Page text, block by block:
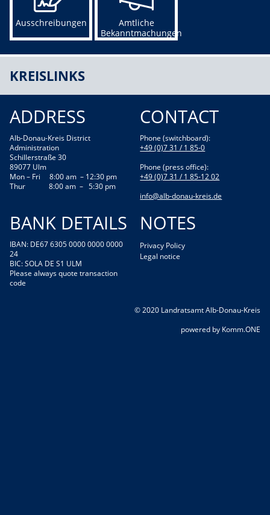
Ausschreibungen
Amtliche
Bekanntmachungen
KREISLINKS
ADDRESS
Alb-Donau-Kreis District
Administration
Schillerstraße 30
89077 Ulm
Mon – Fri 8:00 am – 12:30 pm
Thur 8:00 am – 5:30 pm
CONTACT
Phone (switchboard):
+49 (0)7 31 / 1 85-0
Phone (press office):
+49 (0)7 31 / 1 85-12 02
info@alb-donau-kreis.de
BANK DETAILS
IBAN: DE67 6305 0000 0000 0000
24
BIC: SOLA DE S1 ULM
Please always quote transaction
code
NOTES
Privacy Policy
Legal notice
© 2020 Landratsamt Alb-Donau-Kreis
powered by Komm.ONE